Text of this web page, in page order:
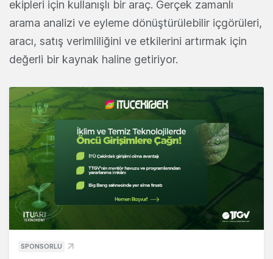
ekipleri için kullanışlı bir araç. Gerçek zamanlı
arama analizi ve eyleme dönüştürülebilir içgörüleri,
aracı, satış verimliliğini ve etkilerini artırmak için
değerli bir kaynak haline getiriyor.
SPONSORLU